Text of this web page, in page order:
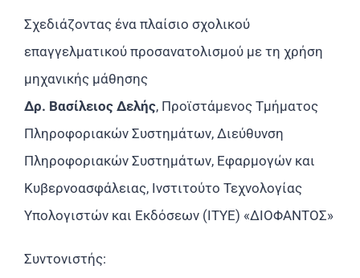
Σχεδιάζοντας ένα πλαίσιο σχολικού
επαγγελματικού προσανατολισμού με τη χρήση
μηχανικής μάθησης
Δρ. Βασίλειος Δελής, Προϊστάμενος Τμήματος
Πληροφοριακών Συστημάτων, Διεύθυνση
Πληροφοριακών Συστημάτων, Εφαρμογών και
Κυβερνοασφάλειας, Ινστιτούτο Τεχνολογίας
Υπολογιστών και Εκδόσεων (ΙΤΥΕ) «ΔΙΟΦΑΝΤΟΣ»
Συντονιστής: